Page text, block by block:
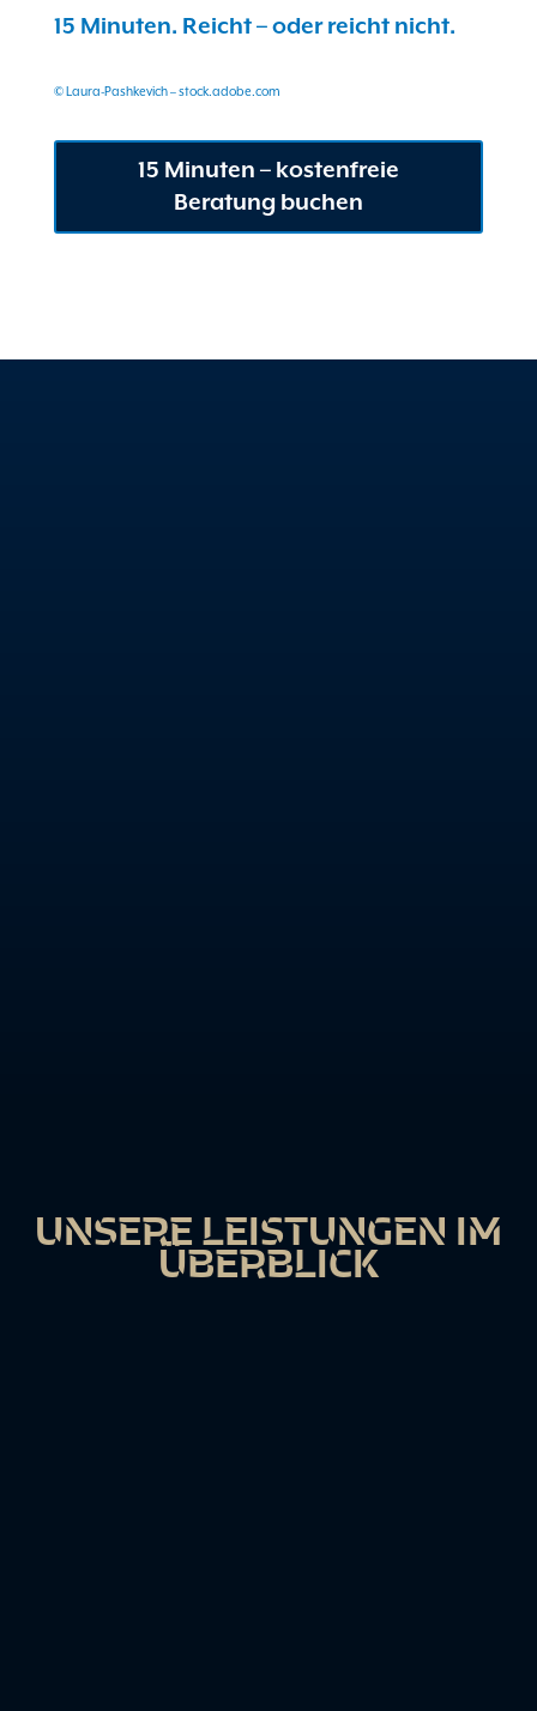
15 Minuten. Reicht – oder reicht nicht.
© Laura-Pashkevich – stock.adobe.com
15 Minuten – kostenfreie
Beratung buchen
UNSERE LEISTUNGEN IM
ÜBERBLICK